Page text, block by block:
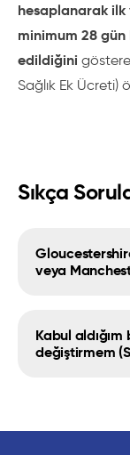
hesaplanarak ilk
minimum 28 gün
edildiğini
Sağlık Ek Ücreti)
Sıkça
veya
Kabul
değiştirmem